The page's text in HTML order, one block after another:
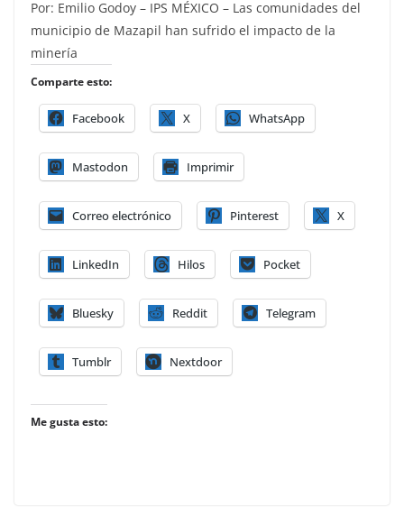
Por: Emilio Godoy – IPS MÉXICO – Las comunidades del
municipio de Mazapil han sufrido el impacto de la
minería
Comparte esto:
Facebook X WhatsApp
Mastodon Imprimir
Correo electrónico Pinterest X
LinkedIn Hilos Pocket
Bluesky Reddit Telegram
Tumblr Nextdoor
Me gusta esto: